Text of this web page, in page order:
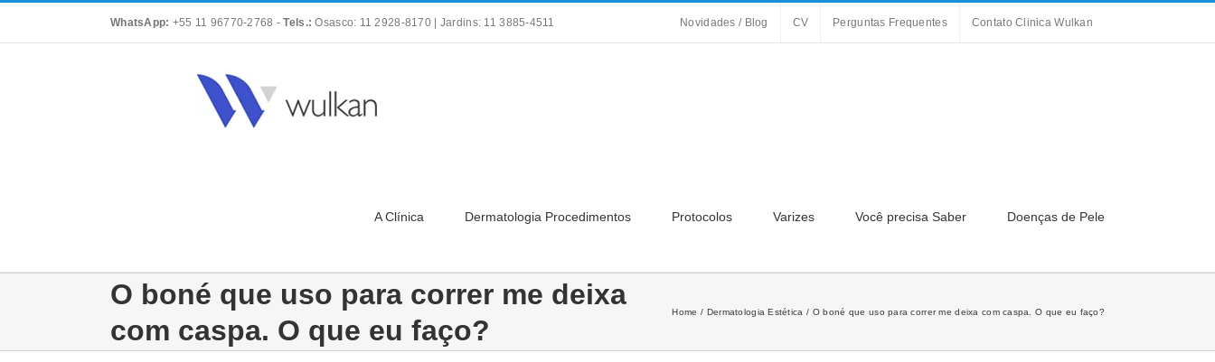
WhatsApp: +55 11 96770-2768 -Tels.: Osasco: 11 2928-8170 | Jardins: 11 3885-4511 Novidades / Blog CV Perguntas Frequentes Contato Clinica Wulkan
A Clínica Dermatologia Procedimentos Protocolos Varizes Você precisa Saber Doenças de Pele
O boné que uso para correr me deixa
com caspa. O que eu faço?
Home Dermatologia Estética O boné que uso para correr me deixa com caspa. O que eu faço?